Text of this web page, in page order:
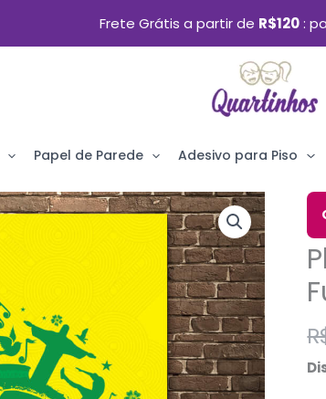
Frete Grátis a partir de R$120
Papel de Parede Adesivo para Piso